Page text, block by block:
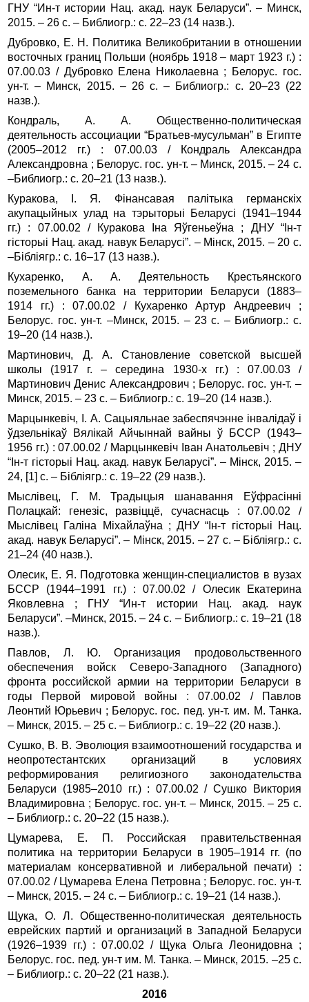
ГНУ “Ин-т истории Нац. акад. наук Беларуси”. – Минск,
2015. – 26 с. – Библиогр.: с. 22–23 (14 назв.).
Дубровко, Е. Н. Политика Великобритании в отношении
восточных границ Польши (ноябрь 1918 – март 1923 г.) :
07.00.03 / Дубровко Елена Николаевна ; Белорус. гос.
ун‑т. – Минск, 2015. – 26 с. – Библиогр.: с. 20–23 (22
назв.).
Кондраль, А. А. Общественно-политическая
деятельность ассоциации “Братьев-мусульман” в Египте
(2005–2012 гг.) : 07.00.03 / Кондраль Александра
Александровна ; Белорус. гос. ун‑т. – Минск, 2015. – 24 с.
–Библиогр.: с. 20–21 (13 назв.).
Куракова, І. Я. Фінансавая палітыка германскіх
акупацыйных улад на тэрыторыі Беларусі (1941–1944
гг.) : 07.00.02 / Куракова Іна Яўгеньеўна ; ДНУ “Ін‑т
гісторыі Нац. акад. навук Беларусі”. – Мінск, 2015. – 20 с.
–Бібліягр.: с. 16–17 (13 назв.).
Кухаренко, А. А. Деятельность Крестьянского
поземельного банка на территории Беларуси (1883–
1914 гг.) : 07.00.02 / Кухаренко Артур Андреевич ;
Белорус. гос. ун‑т. –Минск, 2015. – 23 с. – Библиогр.: с.
19–20 (14 назв.).
Мартинович, Д. А. Становление советской высшей
школы (1917 г. – середина 1930-х гг.) : 07.00.03 /
Мартинович Денис Александрович ; Белорус. гос. ун‑т. –
Минск, 2015. – 23 с. – Библиогр.: с. 19–20 (14 назв.).
Марцынкевіч, І. А. Сацыяльнае забеспячэнне інвалідаў і
ўдзельнікаў Вялікай Айчыннай вайны ў БССР (1943–
1956 гг.) : 07.00.02 / Марцынкевіч Іван Анатольевіч ; ДНУ
“Ін‑т гісторыі Нац. акад. навук Беларусі”. – Мінск, 2015. –
24, [1] с. – Бібліягр.: с. 19–22 (29 назв.).
Мыслівец, Г. М. Традыцыя шанавання Еўфрасінні
Полацкай: генезіс, развіццё, сучаснасць : 07.00.02 /
Мыслівец Галіна Міхайлаўна ; ДНУ “Ін‑т гісторыі Нац.
акад. навук Беларусі”. – Мінск, 2015. – 27 с. – Бібліягр.: с.
21–24 (40 назв.).
Олесик, Е. Я. Подготовка женщин-специалистов в вузах
БССР (1944–1991 гг.) : 07.00.02 / Олесик Екатерина
Яковлевна ; ГНУ “Ин-т истории Нац. акад. наук
Беларуси”. –Минск, 2015. – 24 с. – Библиогр.: с. 19–21 (18
назв.).
Павлов, Л. Ю. Организация продовольственного
обеспечения войск Северо-Западного (Западного)
фронта российской армии на территории Беларуси в
годы Первой мировой войны : 07.00.02 / Павлов
Леонтий Юрьевич ; Белорус. гос. пед. ун‑т. им. М. Танка.
– Минск, 2015. – 25 с. – Библиогр.: с. 19–22 (20 назв.).
Сушко, В. В. Эволюция взаимоотношений государства и
неопротестантских организаций в условиях
реформирования религиозного законодательства
Беларуси (1985–2010 гг.) : 07.00.02 / Сушко Виктория
Владимировна ; Белорус. гос. ун‑т. – Минск, 2015. – 25 с.
– Библиогр.: с. 20–22 (15 назв.).
Цумарева, Е. П. Российская правительственная
политика на территории Беларуси в 1905–1914 гг. (по
материалам консервативной и либеральной печати) :
07.00.02 / Цумарева Елена Петровна ; Белорус. гос. ун‑т.
– Минск, 2015. – 24 с. – Библиогр.: с. 19–21 (14 назв.).
Щука, О. Л. Общественно-политическая деятельность
еврейских партий и организаций в Западной Беларуси
(1926–1939 гг.) : 07.00.02 / Щука Ольга Леонидовна ;
Белорус. гос. пед. ун‑т им. М. Танка. – Минск, 2015. –25 с.
– Библиогр.: с. 20–22 (21 назв.).
2016